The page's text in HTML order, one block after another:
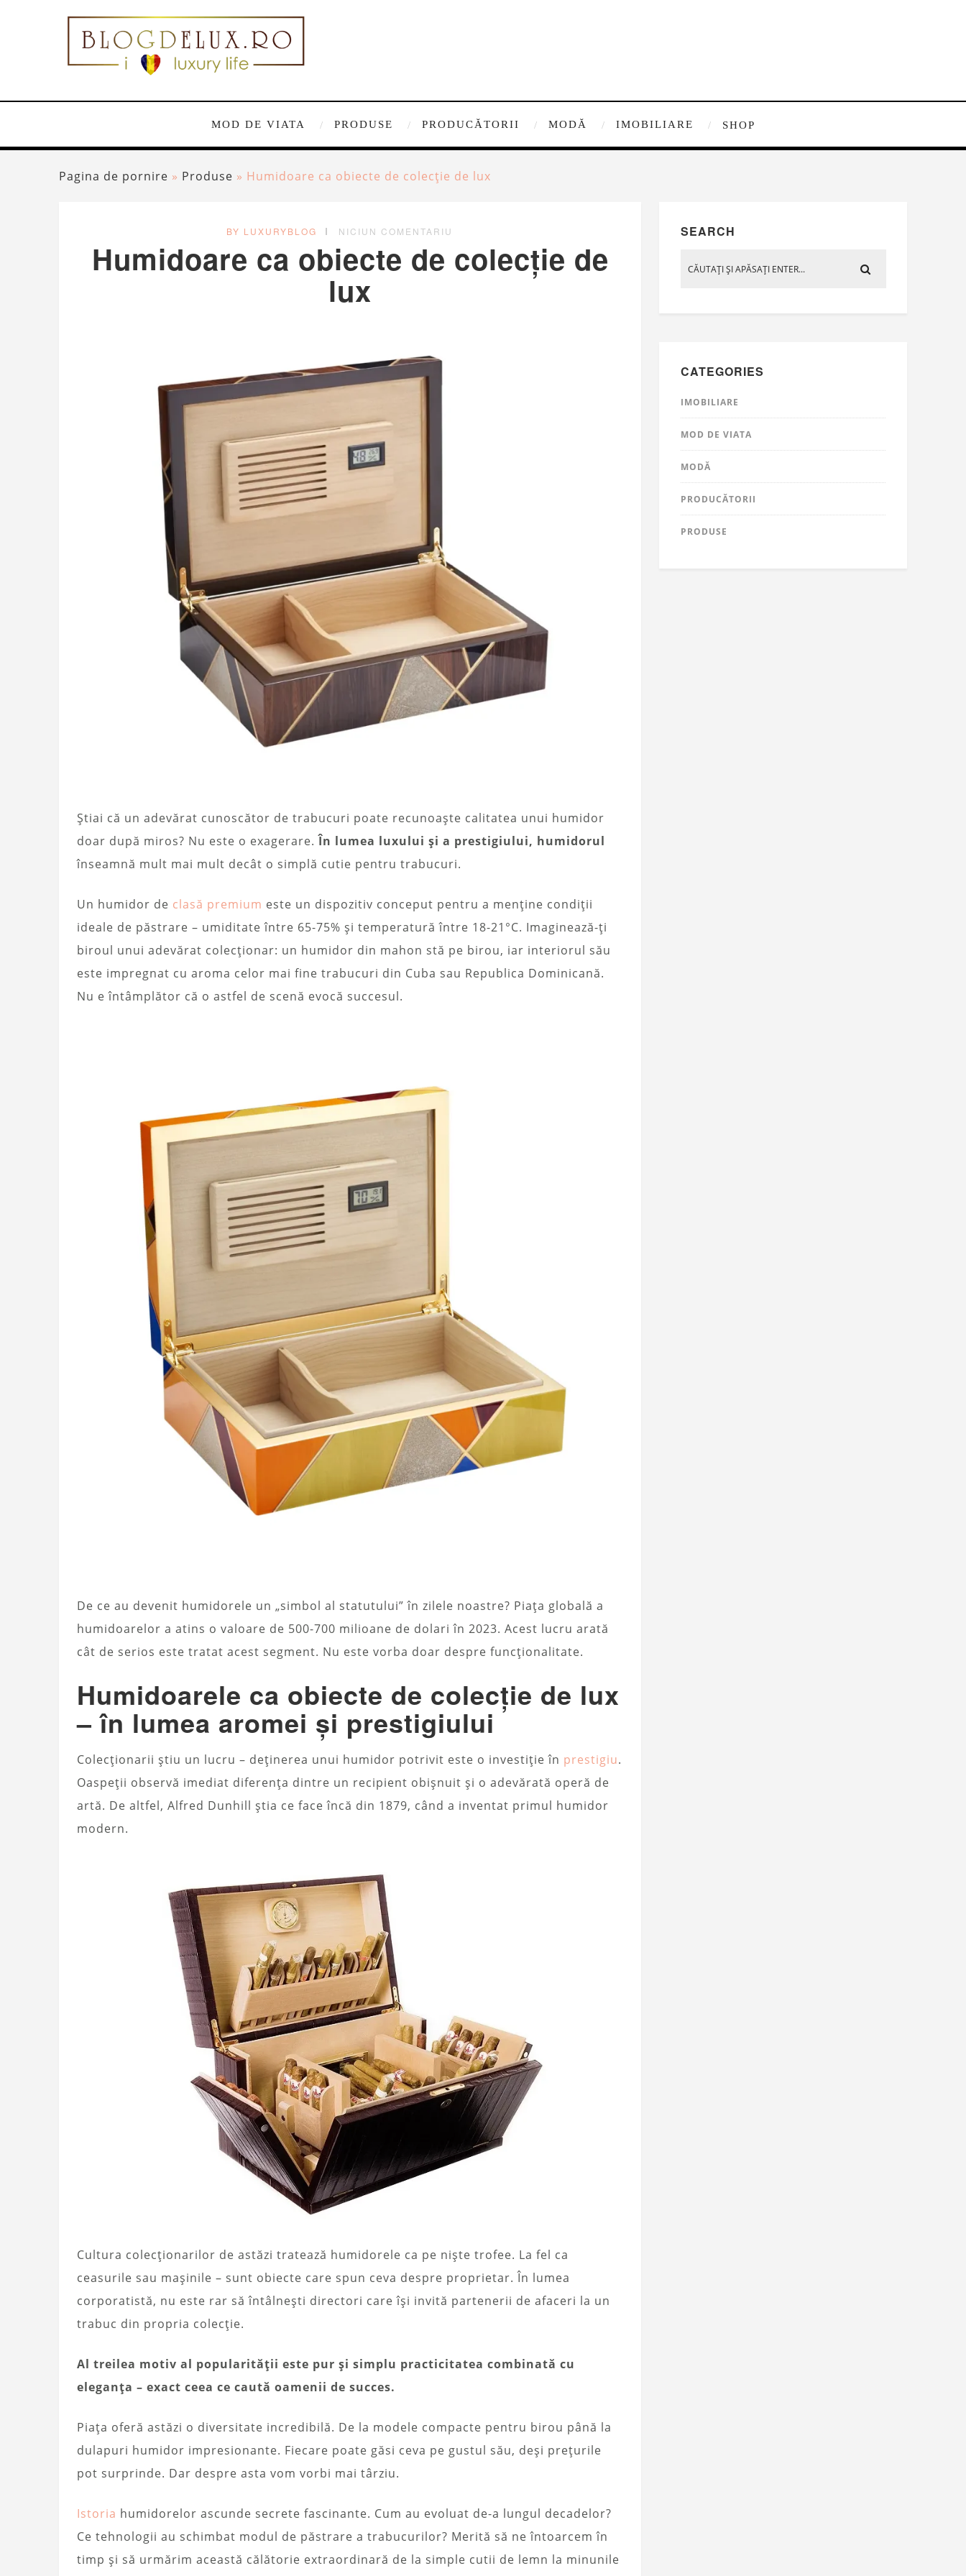
MOD DE VIATA PRODUSE PRODUCĂTORII MODĂ IMOBILIARE SHOP
Pagina de pornire » Produse » Humidoare ca obiecte de colecție de lux
BY LUXURYBLOG NICIUN COMENTARIU
Humidoare ca obiecte de colecție de
lux
Știai că un adevărat cunoscător de trabucuri poate recunoaște calitatea unui humidor
doar după miros? Nu este o exagerare.În lumea luxului și a prestigiului, humidorul
înseamnă mult mai mult decât o simplă cutie pentru trabucuri.
Un humidor de clasă premium este un dispozitiv conceput pentru a menține condiții
ideale de păstrare – umiditate între 65-75% și temperatură între 18-21°C. Imaginează-ți
biroul unui adevărat colecționar: un humidor din mahon stă pe birou, iar interiorul său
este impregnat cu aroma celor mai fine trabucuri din Cuba sau Republica Dominicană.
Nu e întâmplător că o astfel de scenă evocă succesul.
De ce au devenit humidorele un „simbol al statutului” în zilele noastre? Piața globală a
humidoarelor a atins o valoare de 500-700 milioane de dolari în 2023. Acest lucru arată
cât de serios este tratat acest segment. Nu este vorba doar despre funcționalitate.
Humidoarele ca obiecte de colecție de lux
– în lumea aromei și prestigiului
Colecționarii știu un lucru – deținerea unui humidor potrivit este o investiție în prestigiu.
Oaspeții observă imediat diferența dintre un recipient obișnuit și o adevărată operă de
artă. De altfel, Alfred Dunhill știa ce face încă din 1879, când a inventat primul humidor
modern.
Cultura colecționarilor de astăzi tratează humidorele ca pe niște trofee. La fel ca
ceasurile sau mașinile – sunt obiecte care spun ceva despre proprietar. În lumea
corporatistă, nu este rar să întâlnești directori care își invită partenerii de afaceri la un
trabuc din propria colecție.
Al treilea motiv al popularității este pur și simplu practicitatea combinată cu
eleganța – exact ceea ce caută oamenii de succes.
Piața oferă astăzi o diversitate incredibilă. De la modele compacte pentru birou până la
dulapuri humidor impresionante. Fiecare poate găsi ceva pe gustul său, deși prețurile
pot surprinde. Dar despre asta vom vorbi mai târziu.
Istoria humidorelor ascunde secrete fascinante. Cum au evoluat de-a lungul decadelor?
Ce tehnologii au schimbat modul de păstrare a trabucurilor? Merită să ne întoarcem în
timp și să urmărim această călătorie extraordinară de la simple cutii de lemn la minunile
SEARCH
CATEGORIES
IMOBILIARE
MOD DE VIATA
MODĂ
PRODUCĂTORII
PRODUSE